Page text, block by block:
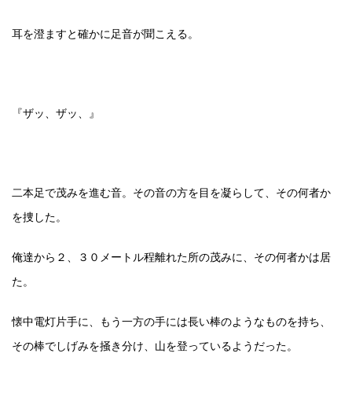
耳を澄ますと確かに足音が聞こえる。
『ザッ、ザッ、』
二本足で茂みを進む音。その音の方を目を凝らして、その何者か
を捜した。
俺達から２、３０メートル程離れた所の茂みに、その何者かは居
た。
懐中電灯片手に、もう一方の手には長い棒のようなものを持ち、
その棒でしげみを掻き分け、山を登っているようだった。